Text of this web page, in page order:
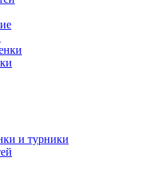
и турники